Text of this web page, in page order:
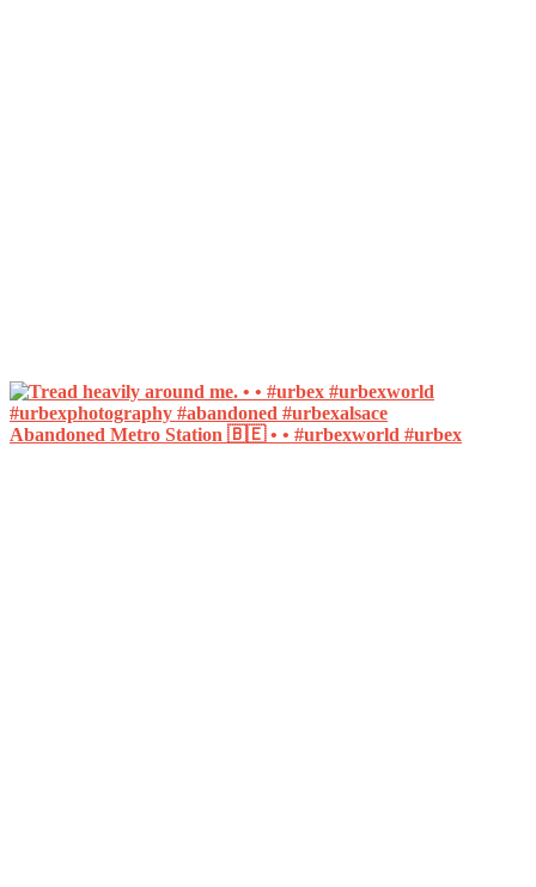
Abandoned Metro Station 🇧🇪 • • #urbexworld #urbex